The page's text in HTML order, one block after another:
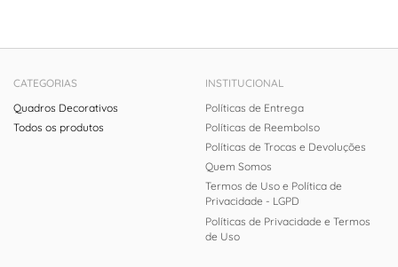
CATEGORIAS
Quadros Decorativos
Todos os produtos
INSTITUCIONAL
Políticas de Entrega
Políticas de Reembolso
Políticas de Trocas e Devoluções
Quem Somos
Termos de Uso e Política de
Privacidade - LGPD
Políticas de Privacidade e Termos
de Uso